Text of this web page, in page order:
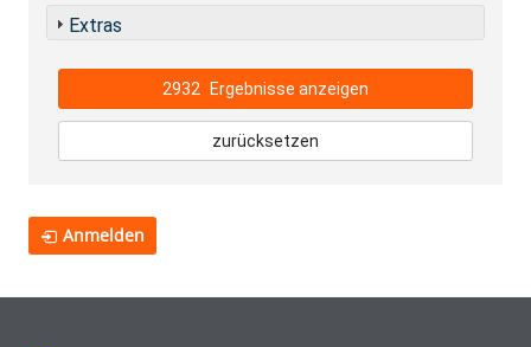
Extras
2932 Ergebnisse anzeigen
zurücksetzen
Anmelden